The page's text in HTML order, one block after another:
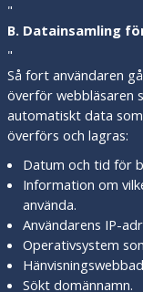
"
B. Datainsamling
"
Så fort användaren
överför webbläsaren
automatiskt data
överförs och lagras:
Datum och tid för
Information om
använda.
Användarens IP-
Operativsystem
Sökt domännamn.